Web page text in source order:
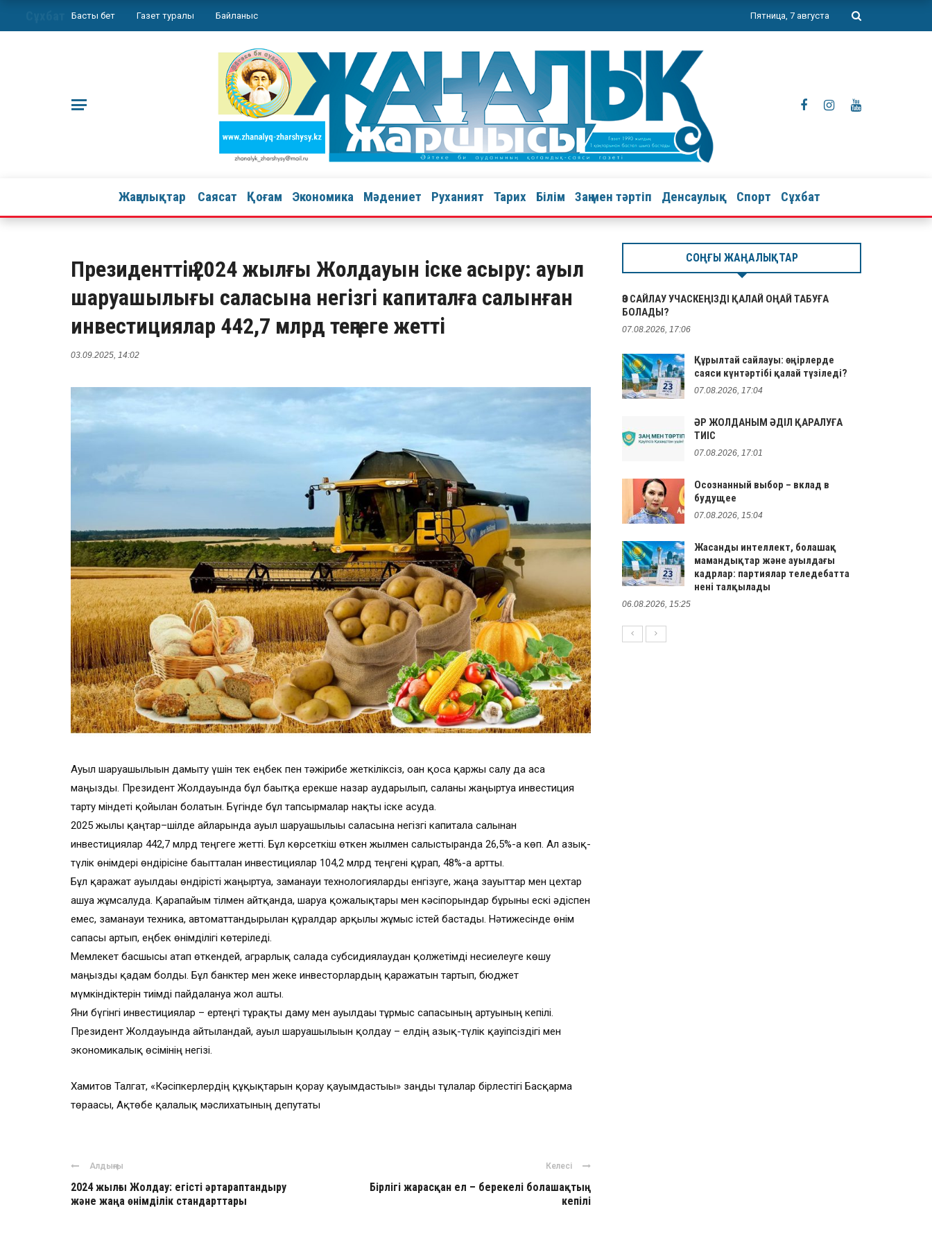
Басты бет Газет туралы Байланыс Пятница, 7 августа
Жаңалықтар Саясат Қоғам Экономика Мәдениет Руханият Тарих Білім Заң мен тәртіп Денсаулық Спорт Сұхбат
Президенттің 2024 жылғы Жолдауын іске асыру: ауыл
шаруашылығы саласына негізгі капиталға салынған
инвестициялар 442,7 млрд теңгеге жетті
03.09.2025, 14:02
Ауыл шаруашылығын дамыту үшін тек еңбек пен тәжірибе жеткіліксіз, оған қоса қаржы салу да аса
маңызды. Президент Жолдауында бұл бағытқа ерекше назар аударылып, саланы жаңғыртуға инвестиция
тарту міндеті қойылған болатын. Бүгінде бұл тапсырмалар нақты іске асуда.
2025 жылғы қаңтар–шілде айларында ауыл шаруашылығы саласына негізгі капиталға салынған
инвестициялар 442,7 млрд теңгеге жетті. Бұл көрсеткіш өткен жылмен салыстырғанда 26,5%-ға көп. Ал азық-
түлік өнімдері өндірісіне бағытталған инвестициялар 104,2 млрд теңгені құрап, 48%-ға артты.
Бұл қаражат ауылдағы өндірісті жаңғыртуға, заманауи технологияларды енгізуге, жаңа зауыттар мен цехтар
ашуға жұмсалуда. Қарапайым тілмен айтқанда, шаруа қожалықтары мен кәсіпорындар бұрынғы ескі әдіспен
емес, заманауи техника, автоматтандырылған құралдар арқылы жұмыс істей бастады. Нәтижесінде өнім
сапасы артып, еңбек өнімділігі көтеріледі.
Мемлекет басшысы атап өткендей, аграрлық салада субсидиялаудан қолжетімді несиелеуге көшу
маңызды қадам болды. Бұл банктер мен жеке инвесторлардың қаражатын тартып, бюджет
мүмкіндіктерін тиімді пайдалануға жол ашты.
Яғни бүгінгі инвестициялар – ертеңгі тұрақты даму мен ауылдағы тұрмыс сапасының артуының кепілі.
Президент Жолдауында айтылғандай, ауыл шаруашылығын қолдау – елдің азық-түлік қауіпсіздігі мен
экономикалық өсімінің негізі.
Хамитов Талгат, «Кәсіпкерлердің құқықтарын қорғау қауымдастығы» заңды тұлғалар бірлестігі Басқарма
төрағасы, Ақтөбе қалалық мәслихатының депутаты
Алдыңғы
2024 жылғы Жолдау: егісті әртараптандыру
және жаңа өнімділік стандарттары
Келесі
Бірлігі жарасқан ел – берекелі болашақтың
кепілі
СОҢҒЫ ЖАҢАЛЫҚТАР
ӨЗ САЙЛАУ УЧАСКЕҢІЗДІ ҚАЛАЙ ОҢАЙ ТАБУҒА
БОЛАДЫ?
07.08.2026, 17:06
Құрылтай сайлауы: өңірлерде
саяси күнтәртібі қалай түзіледі?
07.08.2026, 17:04
ӘР ЖОЛДАНЫМ ӘДІЛ ҚАРАЛУҒА
ТИІС
07.08.2026, 17:01
Осознанный выбор – вклад в
будущее
07.08.2026, 15:04
Жасанды интеллект, болашақ
мамандықтар және ауылдағы
кадрлар: партиялар теледебатта
нені талқылады
06.08.2026, 15:25